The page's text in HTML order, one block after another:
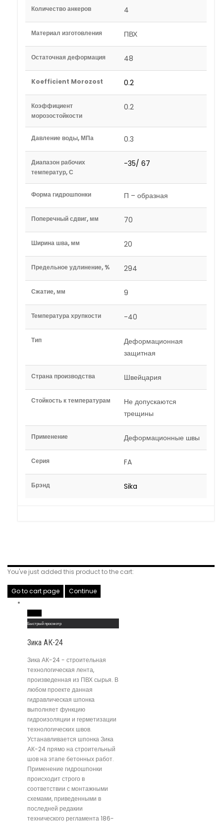
Количество анкеров 4
Материал изготовления ПВХ
Остаточная деформация 48
Koefficient Morozost 0.2
Коэффициент
морозостойкости
0.2
Давление воды, МПа 0.3
Диапазон рабочих
температур, С
-35/ 67
Форма гидрошпонки П – образная
Поперечный сдвиг, мм 70
Ширина шва, мм 20
Предельное удлинение, % 294
Сжатие, мм 9
Температура хрупкости -40
Тип
Деформационная
защитная
Страна производства Швейцария
Стойкость к температурам
Не допускаются
трещины
Применение Деформационные швы
Серия FA
Брэнд Sika
You've just added this product to the cart:
Go to cart page Continue
Быстрый просмотр
Зика АК-24
Зика АК-24 - строительная
технологическая лента,
произведенная из ПВХ сырья. В
любом проекте данная
гидравлическая шпонка
выполняет функцию
гидроизоляции и герметизации
технологических швов.
Устанавливается шпонка Зика
АК-24 прямо на строительный
шов на этапе бетонных работ.
Применение гидрошпонки
происходит строго в
соответствии с монтажными
схемами, приведенными в
последней редакии
технического регламента 186-